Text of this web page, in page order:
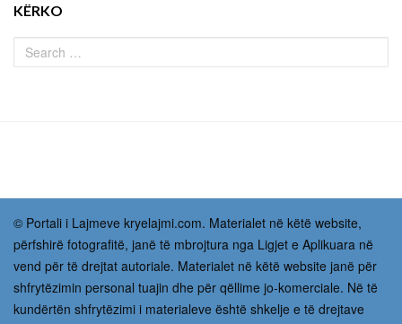
KËRKO
© Portali i Lajmeve kryelajmi.com. Materialet në këtë website,
përfshirë fotografitë, janë të mbrojtura nga Ligjet e Aplikuara në
vend për të drejtat autoriale. Materialet në këtë website janë për
shfrytëzimin personal tuajin dhe për qëllime jo-komerciale. Në të
kundërtën shfrytëzimi i materialeve është shkelje e të drejtave